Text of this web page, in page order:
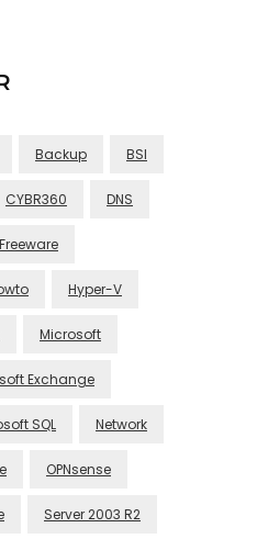
Backup BSI
CYBR360 DNS
Freeware
Hyper-V
Microsoft
Exchange
SQL Network
OPNsense
Server 2003 R2